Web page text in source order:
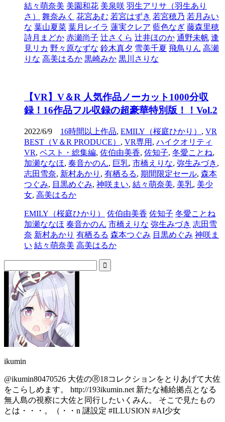
結々萌奈美 美園和花 美泉咲 羽生アリサ（羽生あり
さ）
舞奈みく 花宮あむ 若宮はずき 若宮穂乃 若月みい
な 葉山夏菜 葉月レイラ 蓮実クレア 藍色なぎ 藤森里穂
詩月まどか 赤瀬尚子 辻さくら 辻井ほのか 通野未帆 逢
見リカ 野々原なずな 鈴木真夕 雪美千夏 飛鳥りん 高瀬
りな 高美はるか 黒崎みか 黒川さりな
【VR】V＆R 人気作品ノーカット1000分収
録！16作品フル収録の超豪華特別版！！Vol.2
2022/6/9 16時間以上作品, EMILY（桜庭ひかり） , VR
BEST（V＆R PRODUCE） , VR専用 , ハイクオリティ
VR, ベスト・総集編, 佐伯由美香, 佐知子, 冬愛ことね,
加瀬ななほ, 奏音かのん, 巨乳, 市橋えりな, 弥生みづき ,
志田雪奈, 新村あかり , 有栖るる, 期間限定セール, 森本
つぐみ, 目黒めぐみ, 神咲まい, 結々萌奈美, 美乳, 美少
女, 高美はるか
EMILY（桜庭ひかり） 佐伯由美香 佐知子 冬愛ことね
加瀬ななほ 奏音かのん 市橋えりな 弥生みづき 志田雪
奈 新村あかり 有栖るる 森本つぐみ 目黒めぐみ 神咲ま
い 結々萌奈美 高美はるか
ikumin
@ikumin80470526 大佐のⓇ18コレクションをとりあげて大佐
をこらしめます。 http://193ikumin.net 新たな補給拠点となる
無人島の視察に大佐と同行したいくみん。 そこで見たもの
とは・・・。（・・n 謎設定 #ILLUSION #AI少女